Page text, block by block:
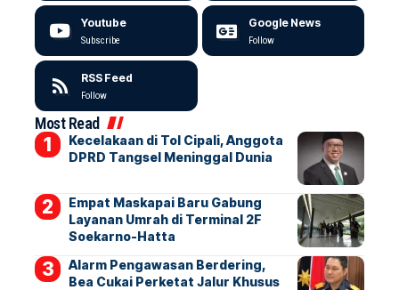
Youtube
Subscribe
Google News
Follow
RSS Feed
Follow
Most Read
Kecelakaan di Tol Cipali, Anggota
DPRD Tangsel Meninggal Dunia
Empat Maskapai Baru Gabung
Layanan Umrah di Terminal 2F
Soekarno-Hatta
Alarm Pengawasan Berdering,
Bea Cukai Perketat Jalur Khusus